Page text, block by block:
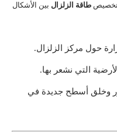
تخصيص طاقة الزلزال بين الأشكال
حول مركز الزلزال.
التي نشعر بها.
وخلق أسطح جديدة في